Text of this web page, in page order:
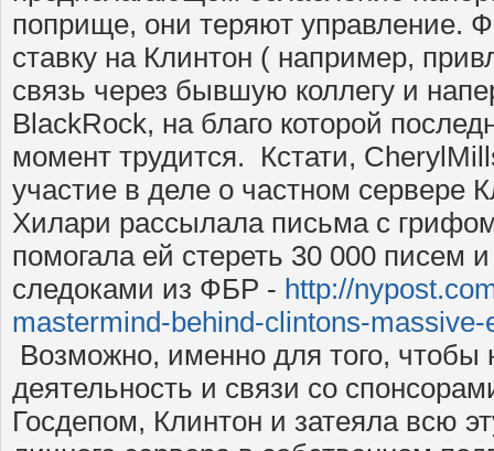
поприще, они теряют управление.
ставку на Клинтон ( например,
связь через бывшую коллегу и
BlackRock, на благо которой
момент трудится. Кстати,
участие в деле о частном сервере
Хилари рассылала письма с
помогала ей стереть 30 000 писем
следоками из ФБР - http://
mastermind-behind-clintons-
Возможно, именно для того, чтобы
деятельность и связи со
Госдепом, Клинтон и затеяла всю